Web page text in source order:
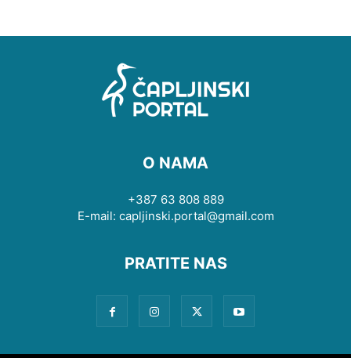
O NAMA
+387 63 808 889
E-mail: capljinski.portal@gmail.com
PRATITE NAS